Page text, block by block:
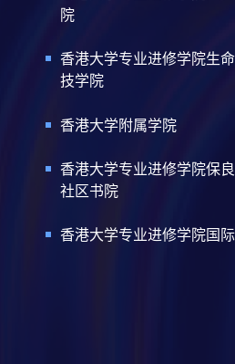
院
香港大学专业进修学院生
技学院
香港大学附属学院
香港大学专业进修学院保
社区书院
香港大学专业进修学院国